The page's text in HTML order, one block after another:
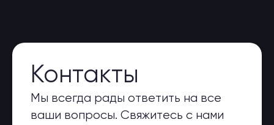
Контакты
Мы всегда рады ответить на все
ваши вопросы. Свяжитесь с нами